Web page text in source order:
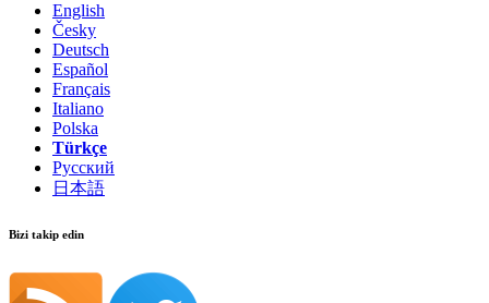
English
Česky
Deutsch
Español
Français
Italiano
Polska
Türkçe
Русский
日本語
Bizi takip edin